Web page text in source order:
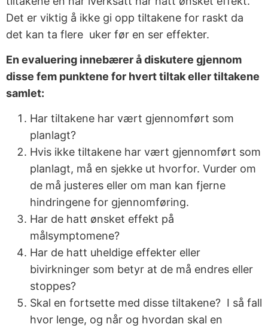
Det er viktig å ikke gi opp tiltakene for raskt da
det kan ta flere uker før en ser effekter.
En evaluering innebærer å diskutere gjennom
disse fem punktene for hvert tiltak eller tiltakene
samlet:
Har tiltakene har vært gjennomført som
planlagt?
Hvis ikke tiltakene har vært gjennomført som
planlagt, må en sjekke ut hvorfor. Vurder om
de må justeres eller om man kan fjerne
hindringene for gjennomføring.
Har de hatt ønsket effekt på
målsymptomene?
Har de hatt uheldige effekter eller
bivirkninger som betyr at de må endres eller
stoppes?
Skal en fortsette med disse tiltakene? I så fall
hvor lenge, og når og hvordan skal en